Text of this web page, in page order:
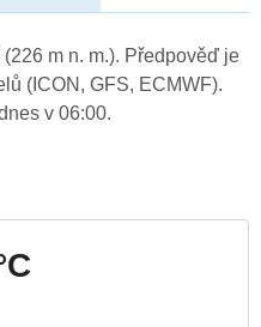
m n. m.). Předpověď je
(ICON, GFS, ECMWF).
v 06:00.